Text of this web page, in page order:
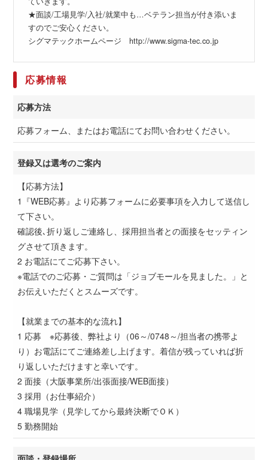
★面談/工場見学/入社/就業中も…ベテラン担当が付き添いま
すのでご安心ください。
シグマテックホームページ http://www.sigma-tec.co.jp
応募情報
応募方法
応募フォーム、またはお電話にてお問い合わせください。
登録又は選考のご案内
【応募方法】
1『WEB応募』より応募フォームに必要事項を入力して送信し
て下さい。
確認後､折り返しご連絡し、採用担当者との面接をセッティン
グさせて頂きます。
2 お電話にてご応募下さい。
※電話でのご応募・ご質問は「ジョブモールを見ました。」と
お伝えいただくとスムーズです。
【就業までの基本的な流れ】
1 応募 ※応募後、弊社より（06～/0748～/担当者の携帯よ
り）お電話にてご連絡差し上げます。着信が残っていれば折
り返しいただけますと幸いです。
2 面接（大阪事業所/出張面接/WEB面接）
3 採用（お仕事紹介）
4 職場見学（見学してから最終決断でＯＫ）
5 勤務開始